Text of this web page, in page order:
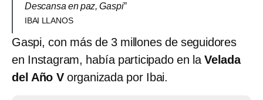
Descansa en paz, Gaspi”
IBAI LLANOS
Gaspi, con más de 3 millones de seguidores
en Instagram, había participado en la Velada
del Año Vorganizada por Ibai.